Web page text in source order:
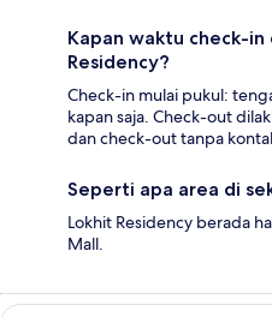
Kapan waktu check-
Residency?
Check-in mulai pukul:
kapan saja. Check-out
dan check-out tanpa
Seperti apa area di
Lokhit Residency berada
Mall.